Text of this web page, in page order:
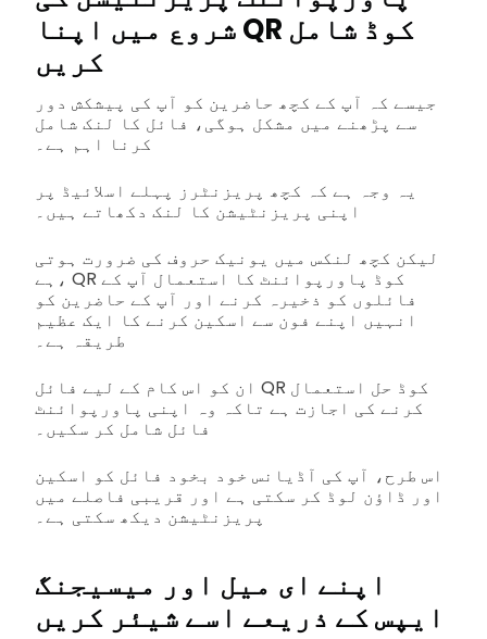
شروع میں اپنا QR کوڈ شامل
کریں
جیسے کہ آپ کے کچھ حاضرین کو آپ کی پیشکش دور
سے پڑھنے میں مشکل ہوگی، فائل کا لنک شامل
کرنا اہم ہے۔
یہ وجہ ہے کہ کچھ پریزنٹرز پہلے اسلائیڈ پر
اپنی پریزنٹیشن کا لنک دکھاتے ہیں۔
لیکن کچھ لنکس میں یونیک حروف کی ضرورت ہوتی
ہے، QR کوڈ پاورپوائنٹ کا استعمال آپ کے
فائلوں کو ذخیرہ کرنے اور آپ کے حاضرین کو
انہیں اپنے فون سے اسکین کرنے کا ایک عظیم
طریقہ ہے۔
ان کو اس کام کے لیے فائل QR کوڈ حل استعمال
کرنے کی اجازت ہے تاکہ وہ اپنی پاورپوائنٹ
فائل شامل کر سکیں۔
اس طرح، آپ کی آڈیانس خود بخود فائل کو اسکین
اور ڈاؤن لوڈ کر سکتی ہے اور قریبی فاصلے میں
پریزنٹیشن دیکھ سکتی ہے۔
اپنے ای میل اور میسیجنگ
ایپس کے ذریعے اسے شیئر کریں